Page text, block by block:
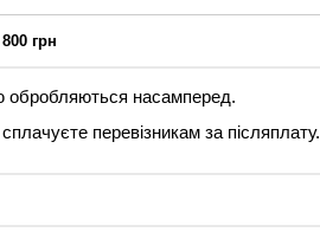
грн
обробляються насамперед.
перевізникам за післяплату.